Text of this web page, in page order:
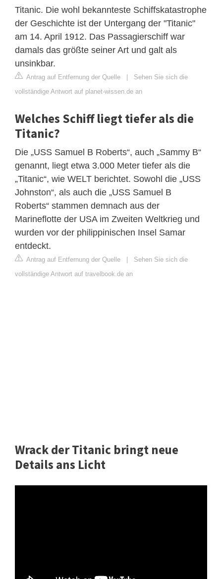
Titanic. Die wohl bekannteste Schiffskatastrophe
der Geschichte ist der Untergang der "Titanic"
am 14. April 1912. Das Passagierschiff war
damals das größte seiner Art und galt als
unsinkbar.
Antrag auf Entfernung der Quelle
Sehen Sie sich die
vollständige Antwort auf planet-wissen.de an
Welches Schiff liegt tiefer als die
Titanic?
Die „USS Samuel B Roberts“, auch „Sammy B“
genannt, liegt etwa 3.000 Meter tiefer als die
„Titanic“, wie WELT berichtet. Sowohl die „USS
Johnston“, als auch die „USS Samuel B
Roberts“ stammen demnach aus der
Marineflotte der USA im Zweiten Weltkrieg und
wurden vor der philippinischen Insel Samar
entdeckt.
Antrag auf Entfernung der Quelle
Sehen Sie sich die
vollständige Antwort auf travelbook.de an
Wrack der Titanic bringt neue
Details ans Licht